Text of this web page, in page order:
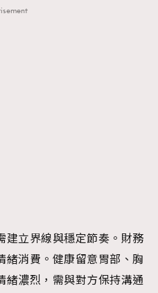
建立界線與穩定節奏。財務
緒消費。健康留意胃部、胸
緒濃烈，需與對方保持溝通